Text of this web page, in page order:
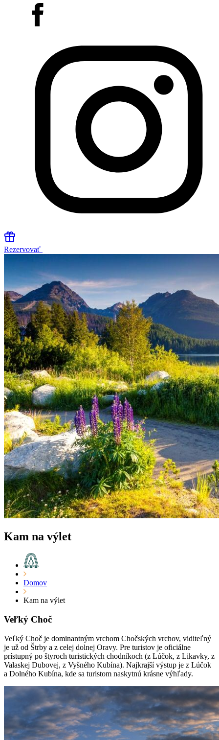
Rezervovať
Kam na výlet
Domov
Kam na výlet
Veľký Choč
Veľký Choč je dominantným vrchom Chočských vrchov, viditeľný
je už od Štrby a z celej dolnej Oravy. Pre turistov je oficiálne
prístupný po štyroch turistických chodníkoch (z Lúčok, z Likavky, z
Valaskej Dubovej, z Vyšného Kubína). Najkrajší výstup je z Lúčok
a Dolného Kubína, kde sa turistom naskytnú krásne výhľady.